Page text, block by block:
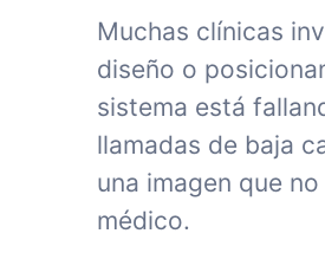
Muchas clínicas
diseño o
sistema está
llamadas de baja
una imagen que
médico.